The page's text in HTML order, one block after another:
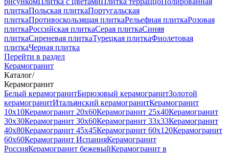
плиткаПольская плиткаПортугальская
плиткаПротивоскользящая плиткаРельефная плиткаРозовая
плиткаРоссийская плиткаСерая плиткаСиняя
плиткаСиреневая плиткаТурецкая плиткаФиолетовая
плиткаЧерная плитка
Перейти в раздел
Керамогранит
Каталог/
Керамогранит
Белый керамогранитБирюзовый керамогранитЗолотой
керамогранитИтальянский керамогранитКерамогранит
10x10Керамогранит 20x60Керамогранит 25x40Керамогранит
30x30Керамогранит 30x60Керамогранит 33x33Керамогранит
40x80Керамогранит 45x45Керамогранит 60x120Керамогранит
60x60Керамогранит ИспанияКерамогранит
РоссияКерамогранит бежевыйКерамогранит в